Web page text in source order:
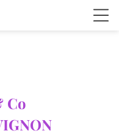
Co